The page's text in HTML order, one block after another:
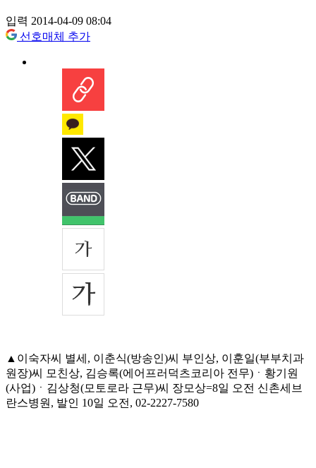
입력 2014-04-09 08:04
선호매체 추가
▲이숙자씨 별세, 이춘식(방송인)씨 부인상, 이훈일(부부치과
원장)씨 모친상, 김승록(에어프러덕츠코리아 전무)ㆍ황기원
(사업)ㆍ김상청(모토로라 근무)씨 장모상=8일 오전 신촌세브
란스병원, 발인 10일 오전, 02-2227-7580